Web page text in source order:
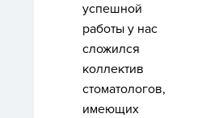
успешной
работы у нас
сложился
коллектив
стоматологов,
имеющих